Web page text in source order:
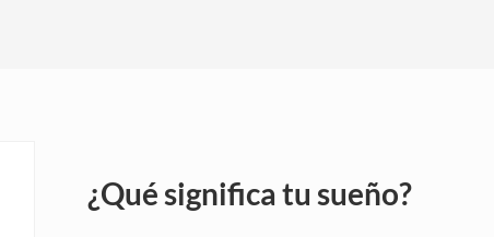
¿Qué significa tu sueño?